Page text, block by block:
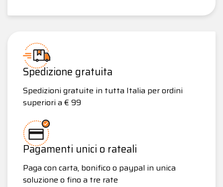
Spedizione gratuita
Spedizioni gratuite in tutta Italia per ordini
superiori a € 99
Pagamenti unici o rateali
Paga con carta, bonifico o paypal in unica
soluzione o fino a tre rate